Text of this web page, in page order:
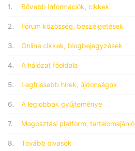
1. Bővebb információk, cikkek
2. Fórum közösség, beszélgetések
3. Online cikkek, blogbejegyzések
4. A hálózat főoldala
5. Legfrissebb hírek, újdonságok
6. A legjobbak gyűjteménye
7. Megosztási platform, tartalomajánló
8. Tovább olvasok